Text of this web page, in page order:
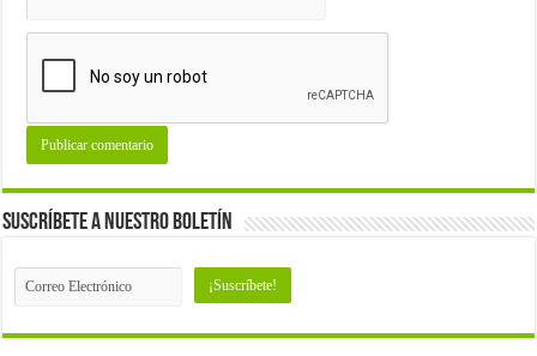
Suscríbete a nuestro Boletín